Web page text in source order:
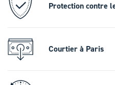
Protection contre
Courtier à Paris